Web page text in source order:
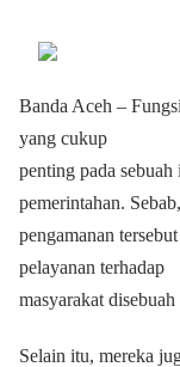
Banda Aceh –
yang cukup
penting pada
pemerintahan.
pengamanan
pelayanan terhadap
masyarakat
Selain itu, mereka